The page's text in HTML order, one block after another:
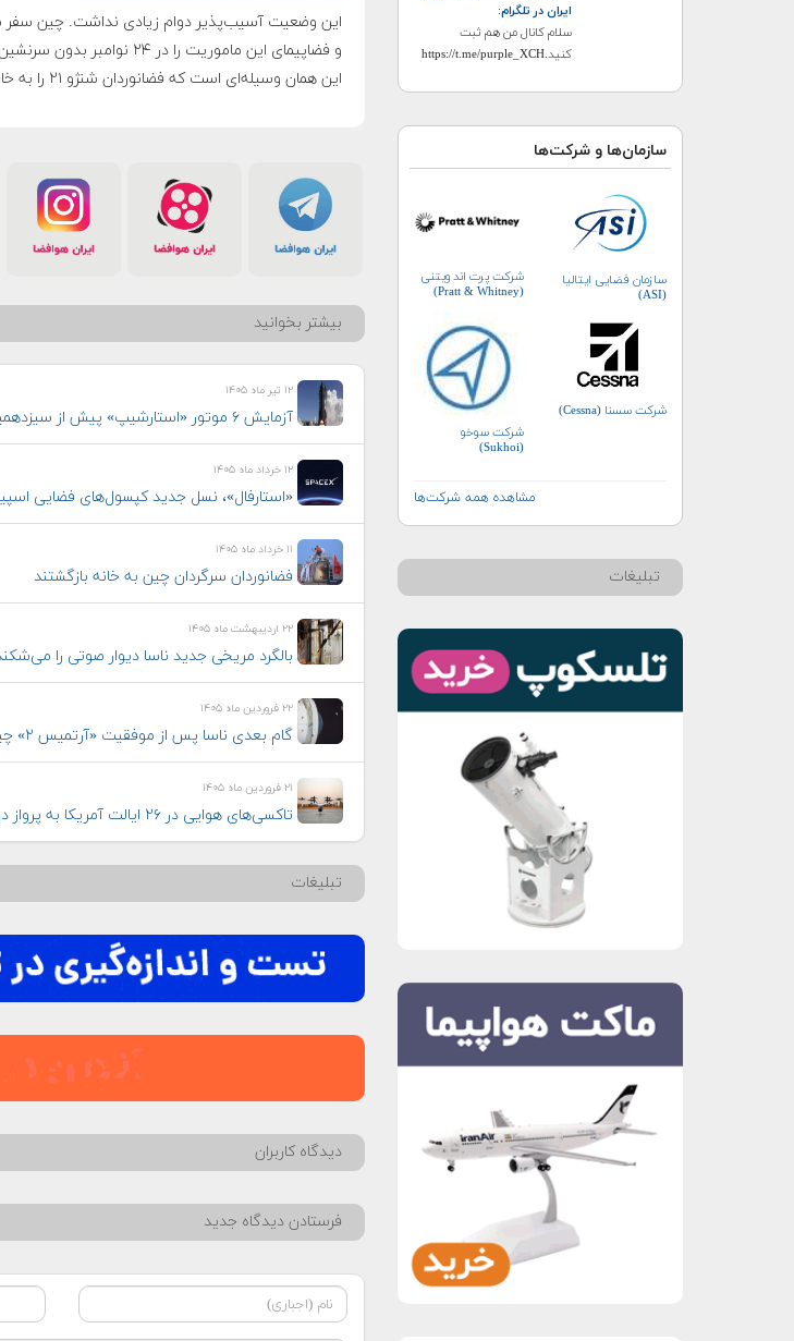
ایران در تلگرام:
سلام کانال من هم ثبت
کنید.https://t.me/purple_XCH
سازمان‌ها و شرکت‌ها
سازمان فضایی ایتالیا
(ASI)
شرکت پرت اند ویتنی
(Pratt & Whitney)
شرکت سسنا (Cessna)
شرکت سوخو
(Sukhoi)
مشاهده همه شرکت‌ها
تبلیغات
و فضاپیمای این ماموریت را در
این همان وسیله‌ای است که فضانوردان شنژو ۲۱ را به خانه بازگرداند.
بیشتر بخوانید
۱۲ تیر ماه ۱۴۰۵
آزمایش ۶ موتور «استارشیپ» پیش از سیزدهمین پرواز آزمایشی
۱۲ خرداد ماه ۱۴۰۵
«استارفال»، نسل جدید کپسول‌های فضایی
۱۱ خرداد ماه ۱۴۰۵
فضانوردان سرگردان چین به خانه بازگشتند
۲۲ اردیبهشت ماه ۱۴۰۵
بالگرد مریخی جدید ناسا دیوار صوتی را
۲۲ فروردین ماه ۱۴۰۵
گام بعدی ناسا پس از موفقیت «آرتمیس ۲» چیست؟
۲۱ فروردین ماه ۱۴۰۵
تاکسی‌های هوایی در ۲۶ ایالت آمریکا به پرواز درخواهند آمد
تبلیغات
دیدگاه کاربران
فرستادن دیدگاه جدید